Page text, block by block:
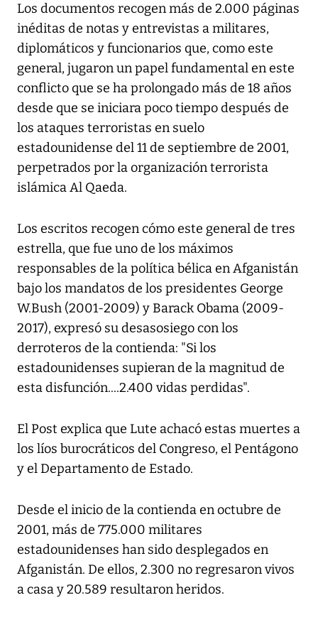
Los documentos recogen más de 2.000 páginas
inéditas de notas y entrevistas a militares,
diplomáticos y funcionarios que, como este
general, jugaron un papel fundamental en este
conflicto que se ha prolongado más de 18 años
desde que se iniciara poco tiempo después de
los ataques terroristas en suelo
estadounidense del 11 de septiembre de 2001,
perpetrados por la organización terrorista
islámica Al Qaeda.
Los escritos recogen cómo este general de tres
estrella, que fue uno de los máximos
responsables de la política bélica en Afganistán
bajo los mandatos de los presidentes George
W.Bush (2001-2009) y Barack Obama (2009-
2017), expresó su desasosiego con los
derroteros de la contienda: "Si los
estadounidenses supieran de la magnitud de
esta disfunción....2.400 vidas perdidas".
El Post explica que Lute achacó estas muertes a
los líos burocráticos del Congreso, el Pentágono
y el Departamento de Estado.
Desde el inicio de la contienda en octubre de
2001, más de 775.000 militares
estadounidenses han sido desplegados en
Afganistán. De ellos, 2.300 no regresaron vivos
a casa y 20.589 resultaron heridos.